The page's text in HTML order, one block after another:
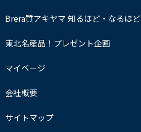
Brera質アキヤマ 知るほど・なるほど
東北名産品！プレゼント企画
マイページ
会社概要
サイトマップ